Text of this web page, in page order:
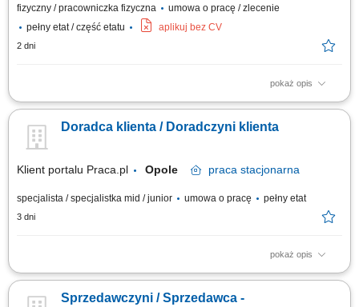
fizyczny / pracowniczka fizyczna
umowa o pracę / zlecenie
pełny etat / część etatu
aplikuj bez CV
2 dni
pokaż opis
Obsługa klientów i doradztwo w zakresie produktów. Realizacja
ekspozycji towaru w salonie. Współpraca w zespole i aktywne
uczestnictwo w działaniach sprzedażowych. Podejmowanie decyzji
Doradca klienta / Doradczyni klienta
Klient portalu Praca.pl Opole praca stacjonarna
specjalista / specjalistka mid / junior umowa o pracę pełny etat
3 dni
pokaż opis
Pomoc klientom w wyborze produktów oraz zapewnienie profesjonalnej
Przygotowywanie zamówień i monitorowanie ich realizacji. Dbanie o
Sprzedawczyni / Sprzedawca -